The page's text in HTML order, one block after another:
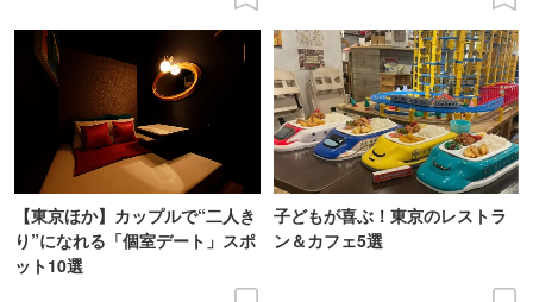
【東京ほか】カップルで“二人き
り”になれる「個室デート」スポ
ット10選
子どもが喜ぶ！東京のレストラ
ン＆カフェ5選